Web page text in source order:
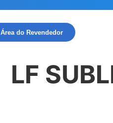
Área do Revendedor
LF